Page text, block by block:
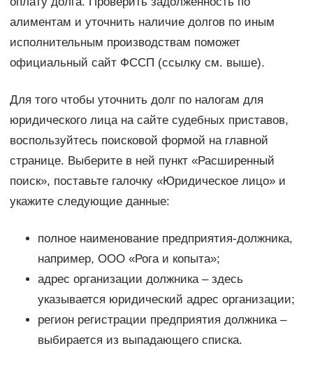
алиментам и уточнить наличие долгов по иным
исполнительным производствам поможет
официальный сайт ФССП (ссылку см. выше).
Для того чтобы уточнить долг по налогам для
юридического лица на сайте судебных приставов,
воспользуйтесь поисковой формой на главной
странице. Выберите в ней пункт «Расширенный
поиск», поставьте галочку «Юридическое лицо» и
укажите следующие данные:
полное наименование предприятия-должника,
например, ООО «Рога и копыта»;
адрес организации должника – здесь
указывается юридический адрес организации;
регион регистрации предприятия должника –
выбирается из выпадающего списка.